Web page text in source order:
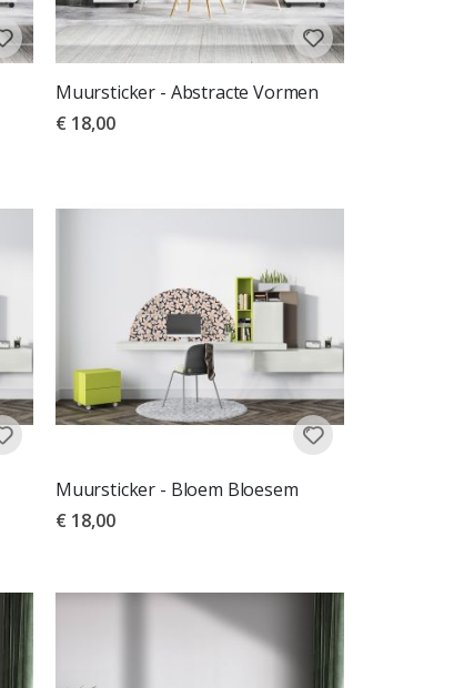
Muursticker - Abstracte Vormen
€ 18,00
Muursticker - Bloem Bloesem
€ 18,00